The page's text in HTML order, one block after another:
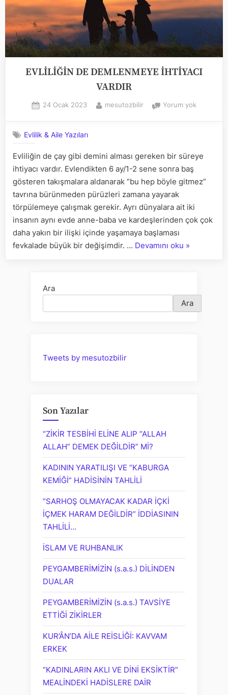
EVLİLİĞİN DE DEMLENMEYE İHTİYACI
VARDIR
Posted
24 Ocak 2023 By
mesutozbilir Yorum yokEVLİLİĞİN
Evlilik & Aile Yazıları
Evliliğin de çay gibi demini alması gereken bir süreye
ihtiyacı vardır. Evlendikten 6 ay/1-2 sene sonra baş
gösteren takışmalara aldanarak “bu hep böyle gitmez”
tavrına bürünmeden pürüzleri zamana yayarak
törpülemeye çalışmak gerekir. Ayrı dünyalara ait iki
insanın aynı evde anne-baba ve kardeşlerinden çok çok
daha yakın bir ilişki içinde yaşamaya başlaması
fevkalade büyük bir değişimdir. … Devamını oku “EVLİLİĞİN
VARDIR”
»
Ara
Ara
Tweets by mesutozbilir
Son Yazılar
“ZİKİR TESBİHİ ELİNE ALIP “ALLAH
ALLAH” DEMEK DEĞİLDİR” Mİ?
KADININ YARATILIŞI VE “KABURGA
KEMİĞİ” HADİSİNİN TAHLİLİ
“SARHOŞ OLMAYACAK KADAR İÇKİ
İÇMEK HARAM DEĞİLDİR” İDDİASININ
TAHLİLİ…
İSLAM VE RUHBANLIK
PEYGAMBERİMİZİN (s.a.s.) DİLİNDEN
DUALAR
PEYGAMBERİMİZİN (s.a.s.) TAVSİYE
ETTİĞİ ZİKİRLER
KUR’ÂN’DA AİLE REİSLİĞİ: KAVVAM
ERKEK
“KADINLARIN AKLI VE DİNİ EKSİKTİR”
MEALİNDEKİ HADİSLERE DAİR